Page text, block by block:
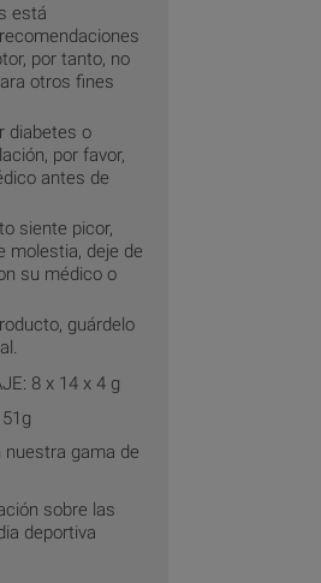
está
por tanto, no
otros fines
diabetes o
por favor,
antes de
siente picor,
molestia, deje de
su médico o
guárdelo
8 x 14 x 4 g
nuestra gama de
sobre las
deportiva